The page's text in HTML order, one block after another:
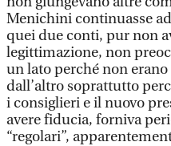
Menichini continuasse
quei due conti, pur non
legittimazione, non
un lato perché non
dall’altro soprattutto
i consiglieri e il nuovo
avere fiducia, forniva
“regolari”,